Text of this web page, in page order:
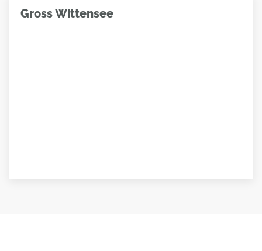
Gross Wittensee